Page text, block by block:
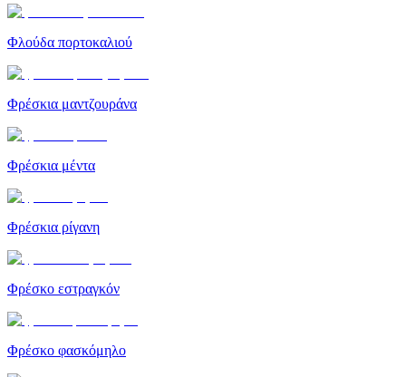
Φλούδα πορτοκαλιού
Φρέσκια μαντζουράνα
Φρέσκια μέντα
Φρέσκια ρίγανη
Φρέσκο ​​εστραγκόν
Φρέσκο ​​φασκόμηλο